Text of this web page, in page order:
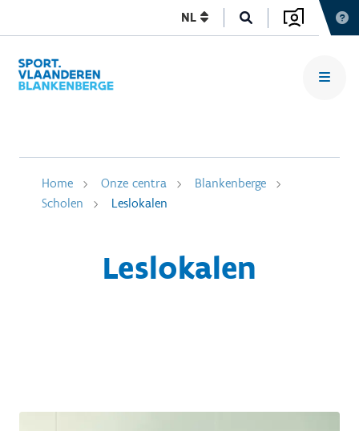
NL
Home Onze centra
Blankenberge
Scholen
Leslokalen
Leslokalen